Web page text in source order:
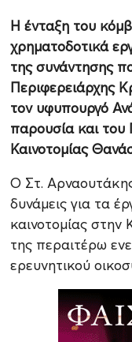
Η ένταξη του
χρηματοδοτικά
της συνάντησης
Περιφερειάρχης
τον υφυπουργό
παρουσία και του
Καινοτομίας
Ο Στ.
δυνάμεις για τα
καινοτομίας στην
της περαιτέρω
ερευνητικού